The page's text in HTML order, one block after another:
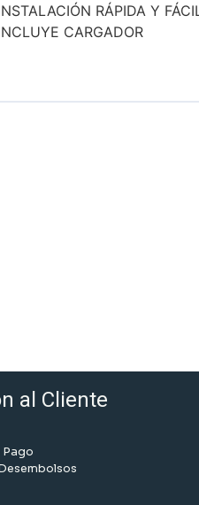
RÁPIDA Y
CARGADOR
al Cliente